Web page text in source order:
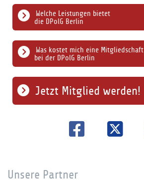
Was kostet mich eine Mitgliedschaft
bei der DPolG Berlin
Welche Leistungen bietet
die DPolG Berlin
Jetzt Mitglied werden!
Unsere Partner